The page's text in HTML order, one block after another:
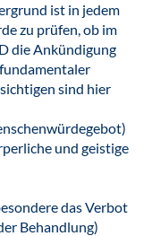
ist in jedem
zu prüfen, ob im
die Ankündigung
sind hier
und geistige
das Verbot
Behandlung)